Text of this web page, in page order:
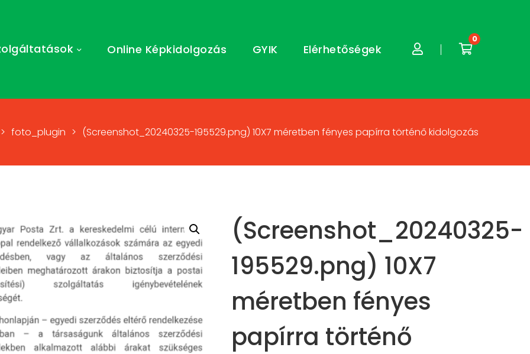
Online Képkidolgozás GYIK Elérhetőségek
0
> foto_plugin > (Screenshot_20240325-195529.png) 10X7 méretben fényes papírra történő kidolgozás
(Screenshot_20240325-
195529.png) 10X7
méretben fényes
papírra történő